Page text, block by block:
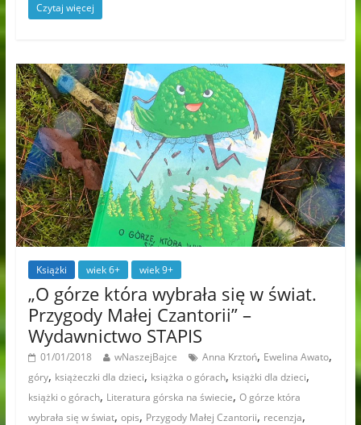
Czytaj więcej
Książki wiek 6+ wiek 9+
„O górze która wybrała się w świat.
Przygody Małej Czantorii” –
Wydawnictwo STAPIS
01/01/2018 wNaszejBajce Anna Krztoń, Ewelina Awato,
góry, książeczki dla dzieci, książka o górach, książki dla dzieci,
książki o górach, Literatura górska na świecie, O górze która
wybrała się w świat, opis, Przygody Małej Czantorii, recenzja,